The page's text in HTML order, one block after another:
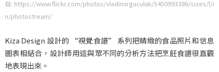
自: https://www.flickr.com/photos/vladimirguculak/5450993386/sizes/l/i
n/photostream/
Kiza Design 設計的 “視覺食譜” 系列把精緻的食品照片和信息
圖表相結合，設計師用這與眾不同的分析方法把烹飪食譜很直觀
地表現出來。